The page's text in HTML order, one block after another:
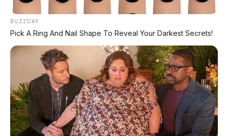
Dari LHKPN, total harta Rp2 triliun
🏷️ Jepang Boncos, China Cuan
Analisis margin keuntungan pabrikan global
2025
📑 Info Lengkap Seputar Otomotif dari
AP Motor:
BUZZDAY
Pick A Ring And Nail Shape To Reveal Your Darkest Secrets!